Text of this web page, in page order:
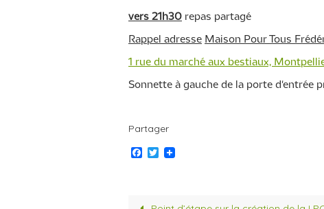
vers 21h30 repas partagé
Rappel adresse Maison Pour Tous
1 rue du marché aux bestiaux,
Sonnette à gauche de la porte d'entrée
Partager
F
T